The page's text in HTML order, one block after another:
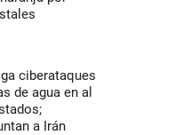
ciberataques
de agua en al
a Irán